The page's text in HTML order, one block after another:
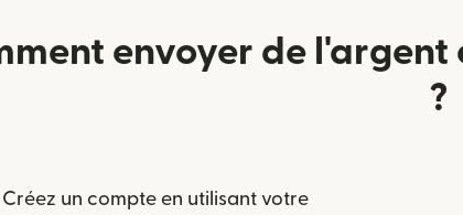
envoyer de
?
Créez un compte en utilisant votre